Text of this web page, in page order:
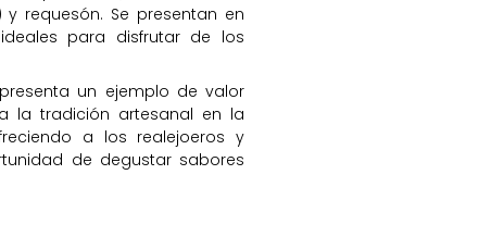
requesón. Se presentan en
para disfrutar de los
un ejemplo de valor
la tradición artesanal en la
a los realejoeros y
de degustar sabores